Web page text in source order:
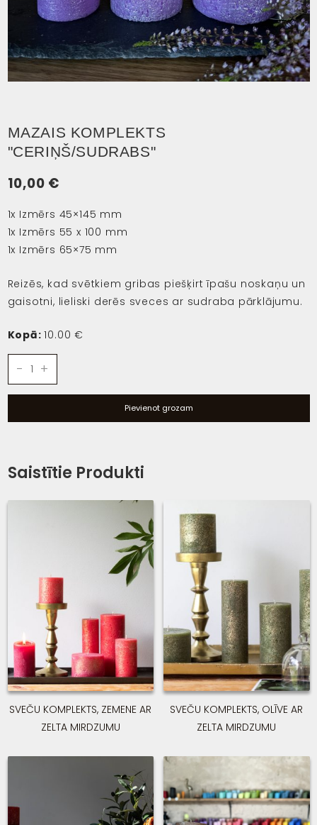
MAZAIS KOMPLEKTS
"CERIŅŠ/SUDRABS"
10,00 €
1x Izmērs 45×145 mm
1x Izmērs 55 x 100 mm
1x Izmērs 65×75 mm
Reizēs, kad svētkiem gribas piešķirt īpašu noskaņu un
gaisotni, lieliski derēs sveces ar sudraba pārklājumu.
Kopā:10.00 €
Small
"Lilac/silver"
- +
Pievienot grozam
Saistītie Produkti
SVEČU KOMPLEKTS, ZEMENE AR
ZELTA MIRDZUMU
SVEČU KOMPLEKTS, OLĪVE AR
ZELTA MIRDZUMU